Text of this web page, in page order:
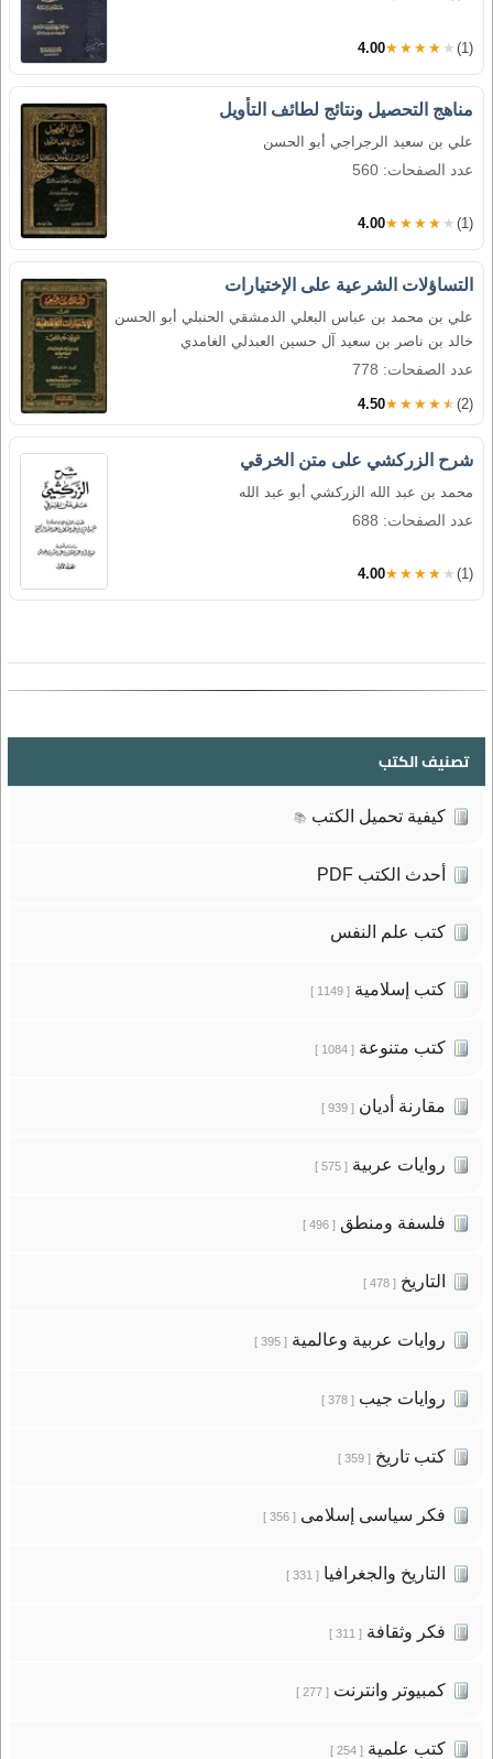
4.00★★★★★ (1)
مناهج التحصيل ونتائج لطائف التأويل
علي بن سعيد الرجراجي أبو الحسن
عدد الصفحات: 560
4.00★★★★★ (1)
التساؤلات الشرعية على الإختيارات
علي بن محمد بن عباس البعلي الدمشقي الحنبلي أبو الحسن
خالد بن ناصر بن سعيد آل حسين العبدلي الغامدي
عدد الصفحات: 778
4.50★★★★★ (2)
شرح الزركشي على متن الخرقي
محمد بن عبد الله الزركشي أبو عبد الله
عدد الصفحات: 688
4.00★★★★★ (1)
تصنيف الكتب
كيفية تحميل الكتب 📚
أحدث الكتب PDF
كتب علم النفس
كتب إسلامية[ 1149 ]
كتب متنوعة[ 1084 ]
مقارنة أديان[ 939 ]
روايات عربية[ 575 ]
فلسفة ومنطق[ 496 ]
التاريخ[ 478 ]
روايات عربية وعالمية[ 395 ]
روايات جيب[ 378 ]
كتب تاريخ[ 359 ]
فكر سياسى إسلامى[ 356 ]
التاريخ والجغرافيا[ 331 ]
فكر وثقافة[ 311 ]
كمبيوتر وانترنت[ 277 ]
كتب علمية[ 254 ]